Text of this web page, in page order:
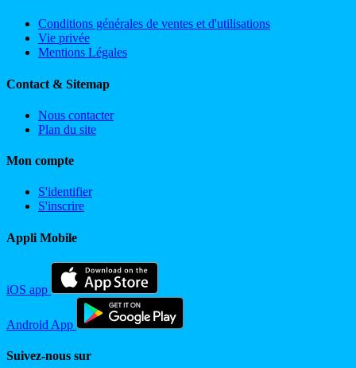
Conditions générales de ventes et d'utilisations
Vie privée
Mentions Légales
Contact & Sitemap
Nous contacter
Plan du site
Mon compte
S'identifier
S'inscrire
Appli Mobile
iOS app
Android App
Suivez-nous sur